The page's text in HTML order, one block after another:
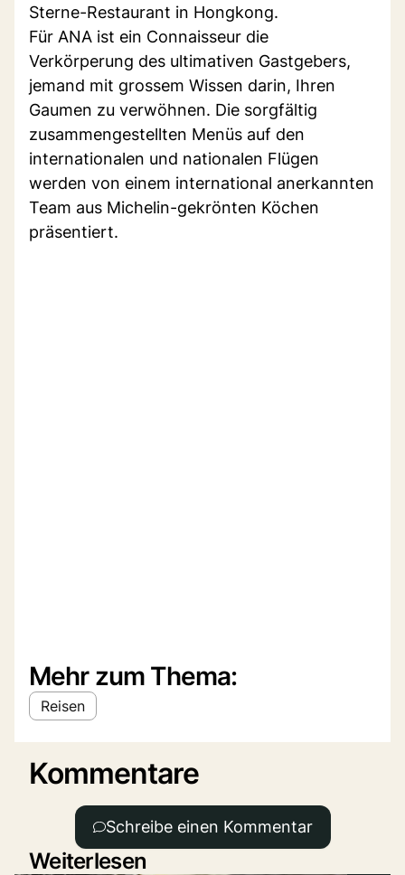
Sterne-Restaurant in Hongkong.
Für ANA ist ein Connaisseur die
Verkörperung des ultimativen Gastgebers,
jemand mit grossem Wissen darin, Ihren
Gaumen zu verwöhnen. Die sorgfältig
zusammengestellten Menüs auf den
internationalen und nationalen Flügen
werden von einem international anerkannten
Team aus Michelin-gekrönten Köchen
präsentiert.
Mehr zum Thema:
Reisen
Kommentare
Schreibe einen Kommentar
Weiterlesen